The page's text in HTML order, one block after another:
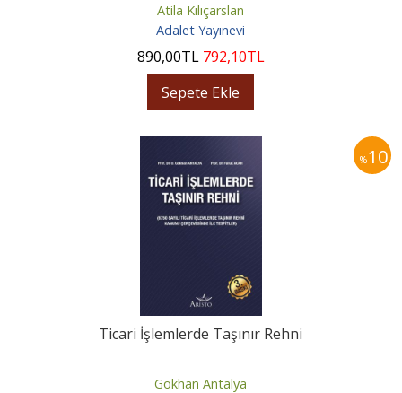
Atila Kılıçarslan
Adalet Yayınevi
890,00TL 792,10TL
Sepete Ekle
%10
Ticari İşlemlerde Taşınır Rehni
Gökhan Antalya